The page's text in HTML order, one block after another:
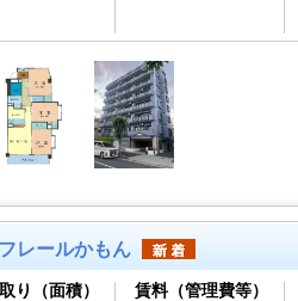
レールかもん
り（面積） 賃料（管理費等）